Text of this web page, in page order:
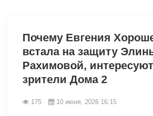
Почему Евгения
встала на защиту
Рахимовой,
зрители Дома 2
175 10 июня, 2026 16:15